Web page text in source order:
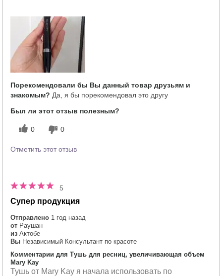
продукта?
Как отличается опыт использования
этого продукта от декоративной
косметики других брендов?
Порекомендовали бы Вы данный товар друзьям и
знакомым? Да, я бы порекомендовал это другу
Был ли этот отзыв полезным?
0 0
Отметить этот отзыв
5
Супер продукция
Отправлено 1 год назад
от Раушан
из Актобе
Вы Независимый Консультант по красоте
Комментарии для Тушь для ресниц, увеличивающая объем
Mary Kay
Тушь от Mary Kay я начала использовать по